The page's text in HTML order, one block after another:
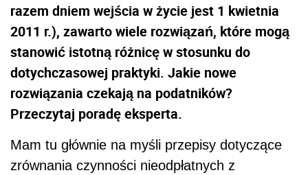
razem dniem wejścia w życie jest 1 kwietnia
2011 r.), zawarto wiele rozwiązań, które mogą
stanowić istotną różnicę w stosunku do
dotychczasowej praktyki. Jakie nowe
rozwiązania czekają na podatników?
Przeczytaj poradę eksperta.
Mam tu głównie na myśli przepisy dotyczące
zrównania czynności nieodpłatnych z